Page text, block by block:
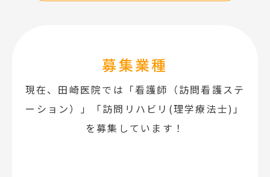
募集業種
現在、田崎医院では「看護師（訪問看護ステ
ーション）」「訪問リハビリ(理学療法士)」
を募集しています！